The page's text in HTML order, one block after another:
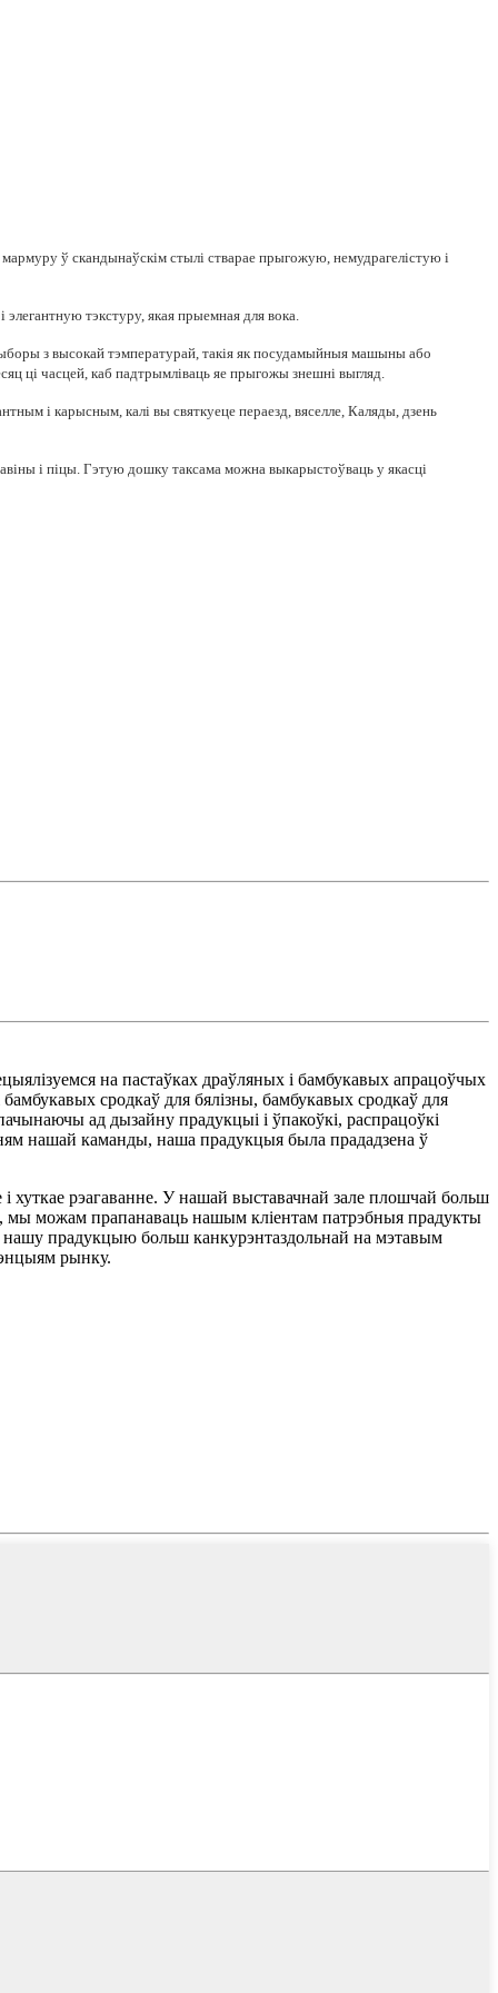
ў скандынаўскім стылі стварае прыгожую, немудрагелістую і
тэкстуру, якая прыемная для вока.
з высокай тэмпературай, такія як посудамыйныя машыны або
ці часцей, каб падтрымліваць яе прыгожы знешні выгляд.
і карысным, калі вы святкуеце пераезд, вяселле, Каляды, дзень
і піцы. Гэтую дошку таксама можна выкарыстоўваць у якасці
на пастаўках драўляных і бамбукавых апрацоўчых
сродкаў для бялізны, бамбукавых сродкаў для
ад дызайну прадукцыі і ўпакоўкі, распрацоўкі
нашай каманды, наша прадукцыя была прададзена ў
хуткае рэагаванне. У нашай выставачнай зале плошчай больш
мы можам прапанаваць нашым кліентам патрэбныя прадукты
прадукцыю больш канкурэнтаздольнай на мэтавым
рынку.